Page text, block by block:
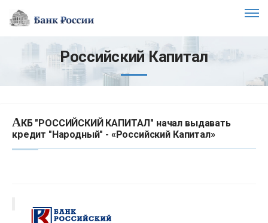
Российский Капитал
АКБ "РОССИЙСКИЙ КАПИТАЛ" начал выдавать
кредит "Народный" - «Российский Капитал»